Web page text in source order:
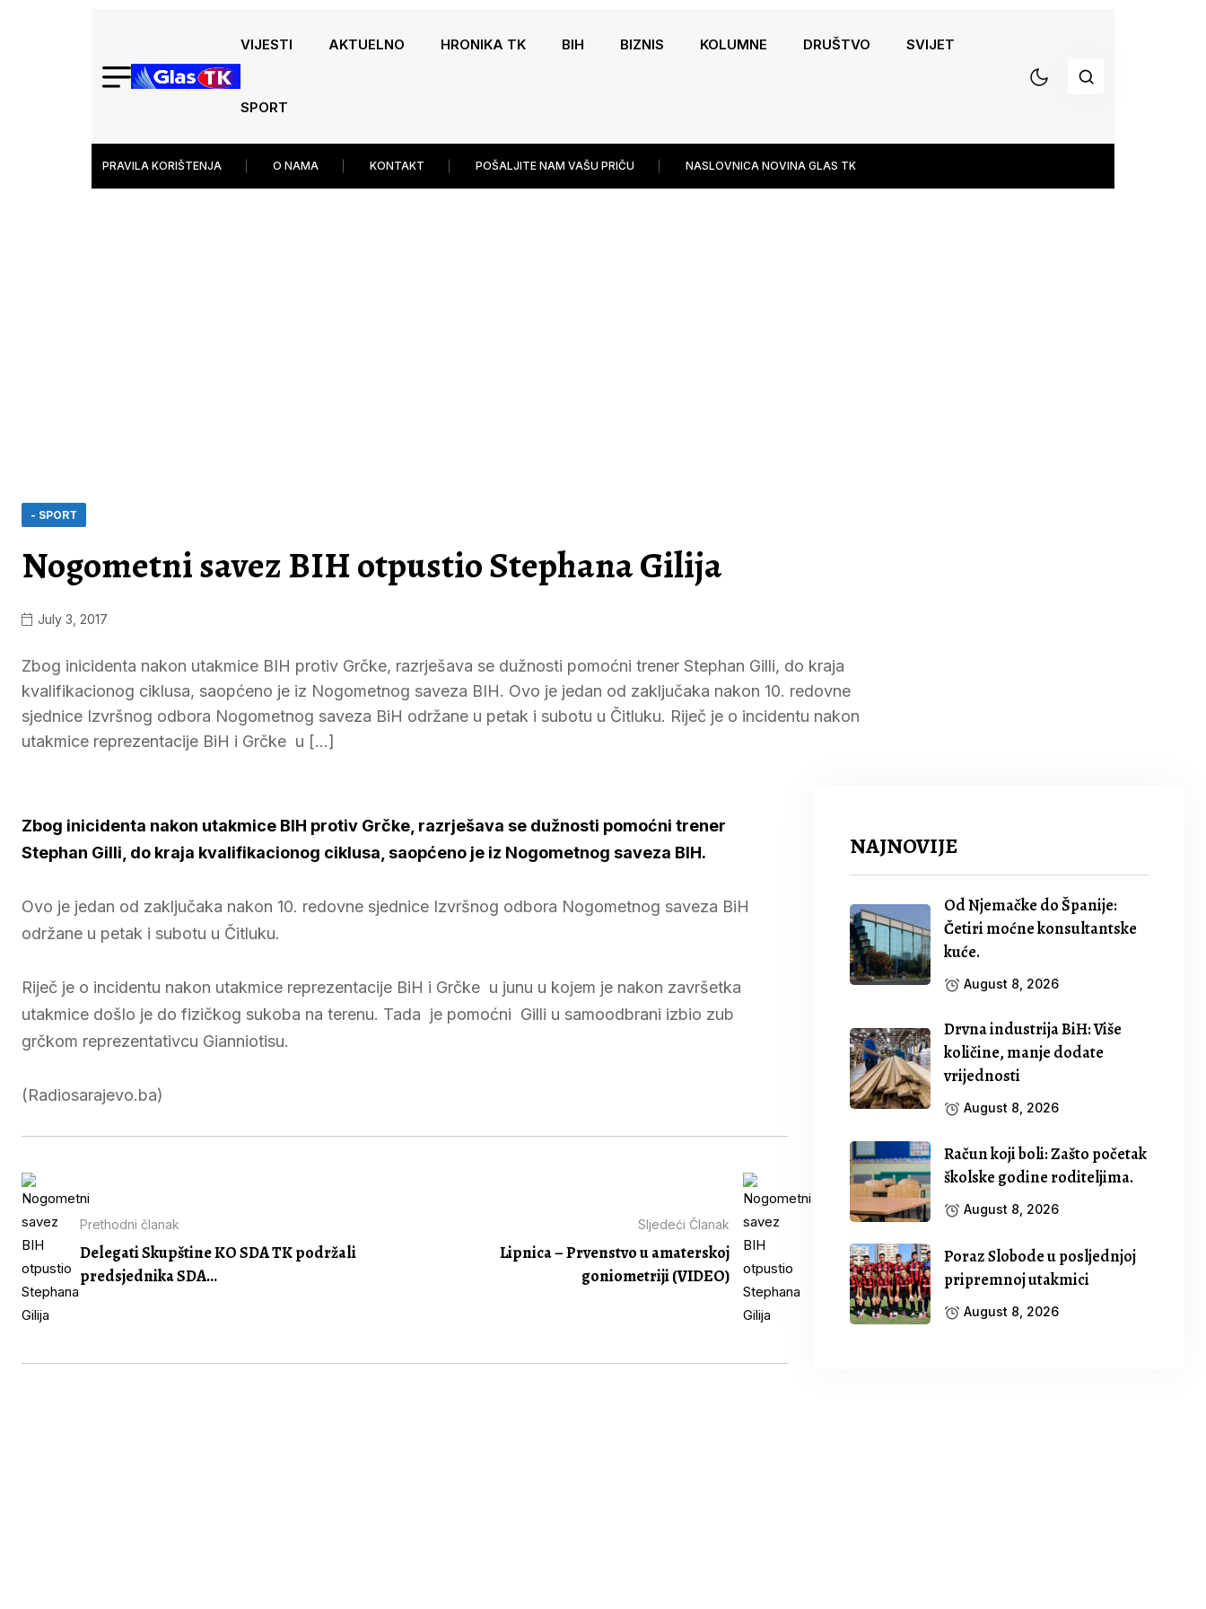
VIJESTI AKTUELNO HRONIKA TK BIH BIZNIS KOLUMNE DRUŠTVO SVIJET
SPORT
PRAVILA KORIŠTENJA O NAMA KONTAKT POŠALJITE NAM VAŠU PRIČU NASLOVNICA NOVINA GLAS TK
- SPORT
Nogometni savez BIH otpustio Stephana Gilija
July 3, 2017
Zbog inicidenta nakon utakmice BIH protiv Grčke, razrješava se dužnosti pomoćni trener Stephan Gilli, do kraja
kvalifikacionog ciklusa, saopćeno je iz Nogometnog saveza BIH. Ovo je jedan od zaključaka nakon 10. redovne
sjednice Izvršnog odbora Nogometnog saveza BiH održane u petak i subotu u Čitluku. Riječ je o incidentu nakon
utakmice reprezentacije BiH i Grčke u […]
Zbog inicidenta nakon utakmice BIH protiv Grčke, razrješava se dužnosti pomoćni trener
Stephan Gilli, do kraja kvalifikacionog ciklusa, saopćeno je iz Nogometnog saveza BIH.
Ovo je jedan od zaključaka nakon 10. redovne sjednice Izvršnog odbora Nogometnog saveza BiH
održane u petak i subotu u Čitluku.
Riječ je o incidentu nakon utakmice reprezentacije BiH i Grčke u junu u kojem je nakon završetka
utakmice došlo je do fizičkog sukoba na terenu. Tada je pomoćni Gilli u samoodbrani izbio zub
grčkom reprezentativcu Gianniotisu.
(Radiosarajevo.ba)
Prethodni članak
Delegati Skupštine KO SDA TK podržali
predsjednika SDA...
Sljedeći Članak
Lipnica – Prvenstvo u amaterskoj
goniometriji (VIDEO)
NAJNOVIJE
Od Njemačke do Španije:
Četiri moćne konsultantske
kuće.
August 8, 2026
Drvna industrija BiH: Više
količine, manje dodate
vrijednosti
August 8, 2026
Račun koji boli: Zašto početak
školske godine roditeljima.
August 8, 2026
Poraz Slobode u posljednjoj
pripremnoj utakmici
August 8, 2026